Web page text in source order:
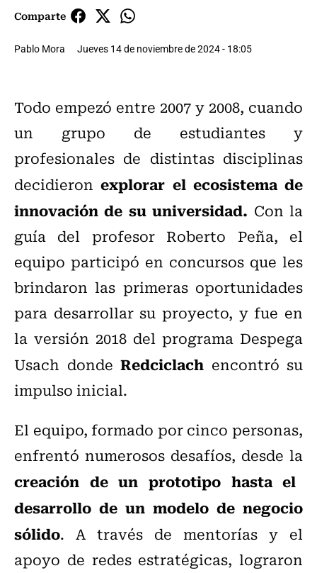
Comparte
Pablo Mora Jueves 14 de noviembre de 2024 - 18:05
Todo empezó entre 2007 y 2008, cuando
un grupo de estudiantes y
profesionales de distintas disciplinas
decidieronexplorar el ecosistema de
innovación de su universidad. Con la
guía del profesor Roberto Peña, el
equipo participó en concursos que les
brindaron las primeras oportunidades
para desarrollar su proyecto, y fue en
la versión 2018 del programa Despega
Usach donde Redciclach encontró su
impulso inicial.
El equipo, formado por cinco personas,
enfrentó numerosos desafíos, desde la
creación de un prototipo hasta el
desarrollo de un modelo de negocio
sólido. A través de mentorías y el
apoyo de redes estratégicas, lograron